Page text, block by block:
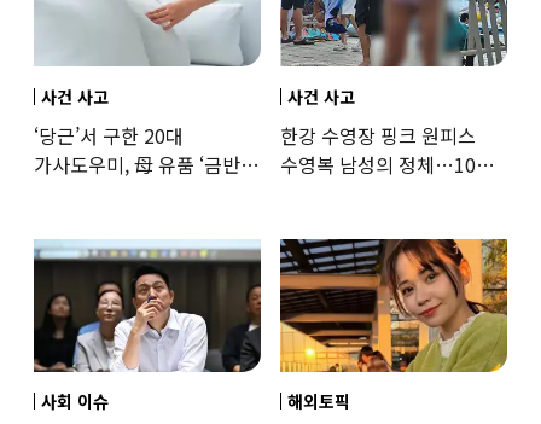
사건 사고
‘당근’서 구한 20대
가사도우미, 母 유품 ‘금반지
사건 사고
한강 수영장 핑크 원피스
수영복 남성의 정체…10대
사회 이슈 해외토픽